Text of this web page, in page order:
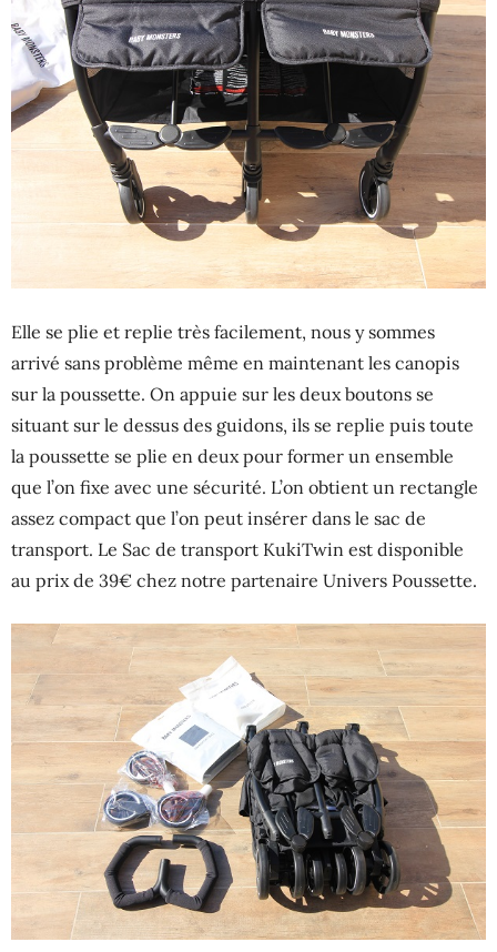
Elle se plie et replie très facilement, nous y sommes
arrivé sans problème même en maintenant les canopis
sur la poussette. On appuie sur les deux boutons se
situant sur le dessus des guidons, ils se replie puis toute
la poussette se plie en deux pour former un ensemble
que l’on fixe avec une sécurité. L’on obtient un rectangle
assez compact que l’on peut insérer dans le sac de
transport. Le Sac de transport KukiTwin est disponible
au prix de 39€ chez notre partenaire Univers Poussette.